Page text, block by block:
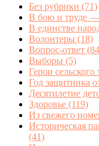
Без рубрики (71)
В бою и труде —
В единстве
Волонтеры (18)
Вопрос-ответ
Выборы (5)
Герои сельского
Год защитника
Десятилетие
Здоровье (119)
Из свежего
Историческая
(41)